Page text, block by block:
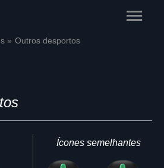
Main
Outros desportos
Ícones semelhantes